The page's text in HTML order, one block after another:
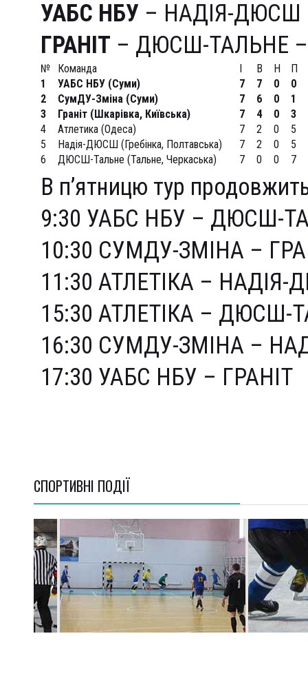
УАБС НБУ – НАДІЯ-ДЮСШ
ГРАНІТ – ДЮСШ-ТАЛЬНЕ –
№ Команда І В Н
П
1
УАБС НБУ (Суми) 7 7 0
0
2
СумДУ-Зміна (Суми) 7 6 0
1
3
Граніт (Шкарівка, Київська) 7 4 0
3
4
Атлетика (Одеса) 7 2 0
5
5
Надія-ДЮСШ (Гребінка, Полтавська) 7 2 0
5
6
ДЮСШ-Тальне (Тальне, Черкаська) 7 0 0 7
В п’ятницю тур
9:30 УАБС НБУ – ДЮСШ-
10:30 СУМДУ-ЗМІНА –
11:30 АТЛЕТІКА –
15:30 АТЛЕТІКА – ДЮСШ-
16:30 СУМДУ-ЗМІНА –
17:30 УАБС НБУ – ГРАНІТ
СПОРТИВНI ПОДІЇ